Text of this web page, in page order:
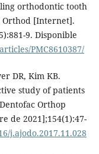
orthodontic tooth
Orthod [Internet].
9. Disponible
PMC8610387/
DR, Kim KB.
study of patients
Orthop
de 2021];154(1):47-
j.ajodo.2017.11.028